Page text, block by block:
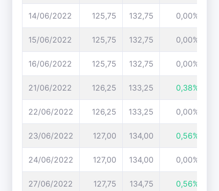
14/06/2022 125,75 132,75 0,00%
15/06/2022 125,75 132,75 0,00%
16/06/2022 125,75 132,75 0,00%
21/06/2022 126,25 133,25 0,38%
22/06/2022 126,25 133,25 0,00%
23/06/2022 127,00 134,00 0,56%
24/06/2022 127,00 134,00 0,00%
27/06/2022 127,75 134,75 0,56%